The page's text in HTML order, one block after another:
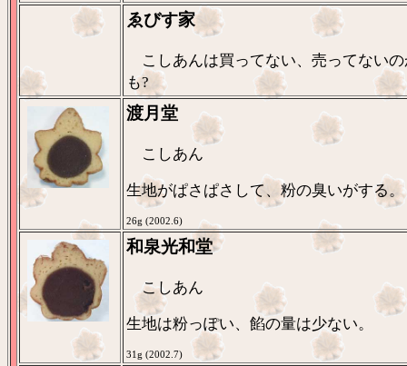
ゑびす家
こしあんは買ってない、売ってないの
も?
渡月堂
こしあん
生地がぱさぱさして、粉の臭いがする。
26g (2002.6)
和泉光和堂
こしあん
生地は粉っぽい、餡の量は少ない。
31g (2002.7)